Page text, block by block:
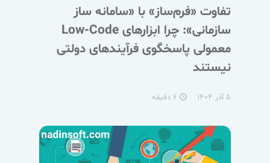
تفاوت «فرم‌ساز» با «سامانه ساز
سازمانی»: چرا ابزارهای Low-Code
معمولی پاسخگوی فرآیندهای دولتی
نیستند
۵ آذر ۱۴۰۴ access_time ۶ دقیقه